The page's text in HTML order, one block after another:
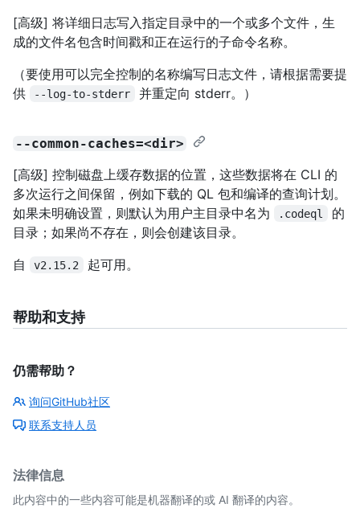
[高级] 将详细日志写入指定目录中的一个或多个文件，生
成的文件名包含时间戳和正在运行的子命令名称。
（要使用可以完全控制的名称编写日志文件，请根据需要提
供
--log-to-stderr 并重定向 stderr。）
--common-caches=<dir>
[高级] 控制磁盘上缓存数据的位置，这些数据将在 CLI 的
多次运行之间保留，例如下载的 QL 包和编译的查询计划。
如果未明确设置，则默认为用户主目录中名为
.codeql
的
目录；如果尚不存在，则会创建该目录。
自
v2.15.2 起可用。
帮助和支持
仍需帮助？
询问GitHub社区
联系支持人员
法律信息
此内容中的一些内容可能是机器翻译的或 AI 翻译的内容。